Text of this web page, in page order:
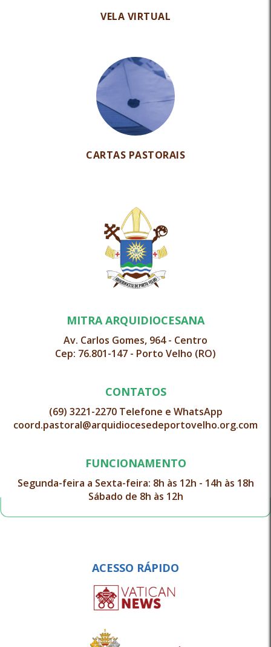
VELA VIRTUAL
CARTAS PASTORAIS
MITRA ARQUIDIOCESANA
Av. Carlos Gomes, 964 - Centro
Cep: 76.801-147 - Porto Velho (RO)
CONTATOS
(69) 3221-2270 Telefone e WhatsApp
coord.pastoral@arquidiocesedeportovelho.org.com
FUNCIONAMENTO
Segunda-feira a Sexta-feira: 8h às 12h - 14h às 18h
Sábado de 8h às 12h
ACESSO RÁPIDO